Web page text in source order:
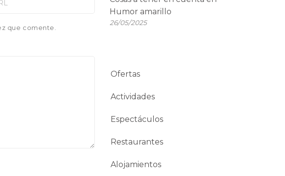
que comente.
Humor amarillo
26/05/2025
Ofertas
Actividades
Espectáculos
Restaurantes
Alojamientos